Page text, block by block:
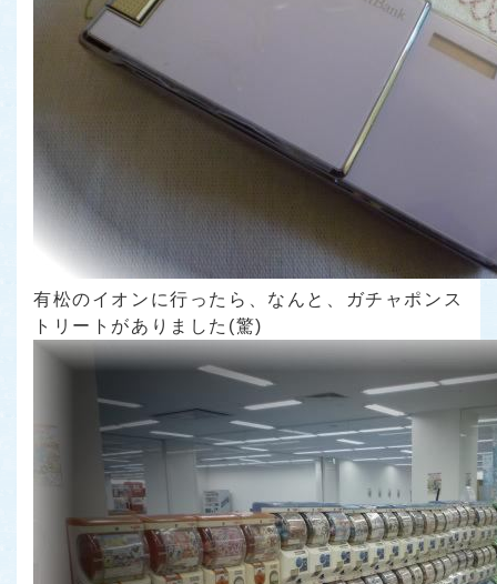
有松のイオンに行ったら、なんと、ガチャポンス
トリートがありました(驚)